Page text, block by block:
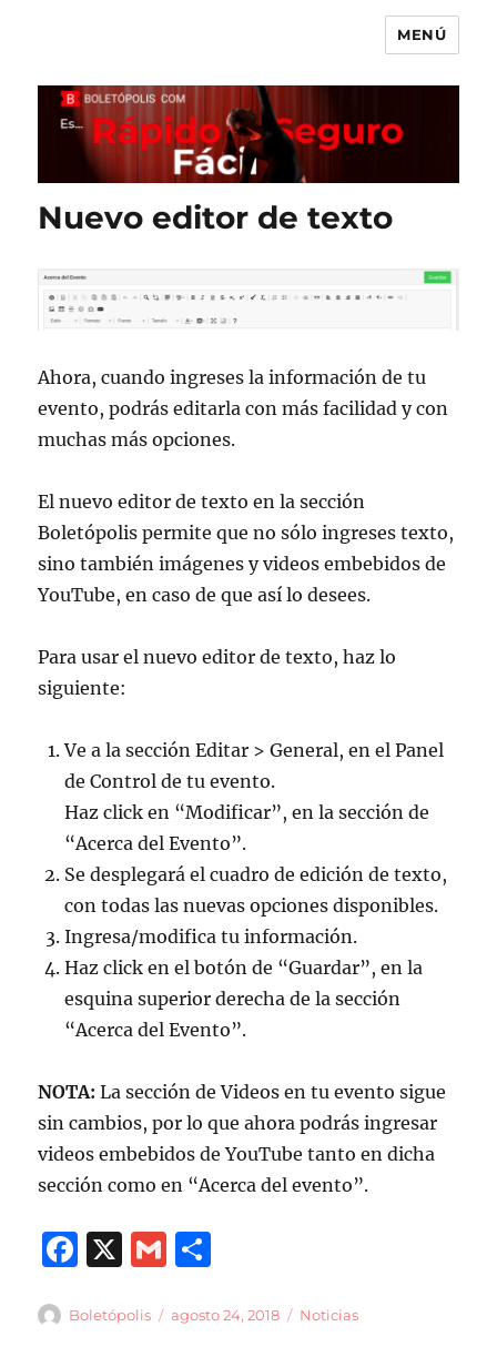
MENÚ
Nuevo editor de texto
Ahora, cuando ingreses la información de tu
evento, podrás editarla con más facilidad y con
muchas más opciones.
El nuevo editor de texto en la sección
Boletópolis permite que no sólo ingreses texto,
sino también imágenes y videos embebidos de
YouTube, en caso de que así lo desees.
Para usar el nuevo editor de texto, haz lo
siguiente:
Ve a la sección Editar > General, en el Panel
de Control de tu evento.
Haz click en “Modificar”, en la sección de
“Acerca del Evento”.
Se desplegará el cuadro de edición de texto,
con todas las nuevas opciones disponibles.
Ingresa/modifica tu información.
Haz click en el botón de “Guardar”, en la
esquina superior derecha de la sección
“Acerca del Evento”.
NOTA: La sección de Videos en tu evento sigue
sin cambios, por lo que ahora podrás ingresar
videos embebidos de YouTube tanto en dicha
sección como en “Acerca del evento”.
F
c
X
G
ai m
Autor
Boletópolis
Publicado
agosto 24, 2018 Categorías
Noticias